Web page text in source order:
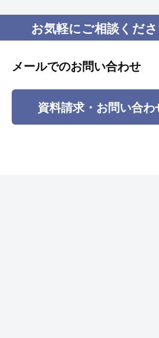
お気軽にご相談くだ
メールでのお問い合わせ
資料請求・お問い合わ